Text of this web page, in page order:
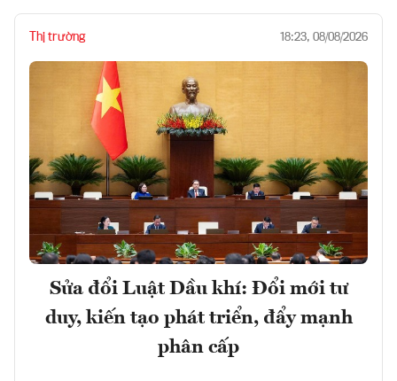
Thị trường 18:23, 08/08/2026
Sửa đổi Luật Dầu khí: Đổi mới tư
duy, kiến tạo phát triển, đẩy mạnh
phân cấp